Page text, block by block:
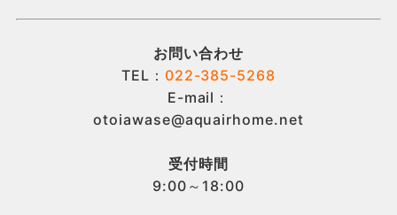
お問い合わせ
TEL： 022-385-5268
E-mail：
otoiawase@aquairhome.net
受付時間
9:00～18:00